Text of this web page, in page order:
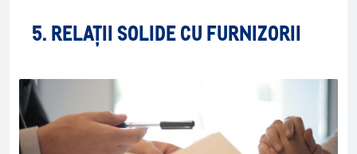
5. RELAȚII SOLIDE CU FURNIZORII